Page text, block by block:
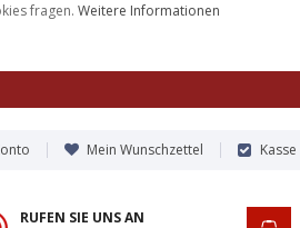
fragen. Weitere Informationen
Mein Wunschzettel Kasse
RUFEN SIE UNS AN